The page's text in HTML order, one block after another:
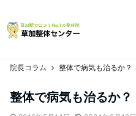
院長コラム 整体で病気も治るか？
整体で病気も治るか？